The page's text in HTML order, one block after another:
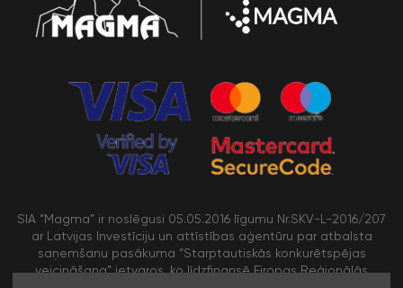
SIA “Magma” ir noslēgusi 05.05.2016 līgumu Nr.SKV-L-2016/207
ar Latvijas Investīciju un attīstības aģentūru par atbalsta
saņemšanu pasākuma “Starptautiskās konkurētspējas
veicināšana” ietvaros, ko līdzfinansē Eiropas Reģionālās